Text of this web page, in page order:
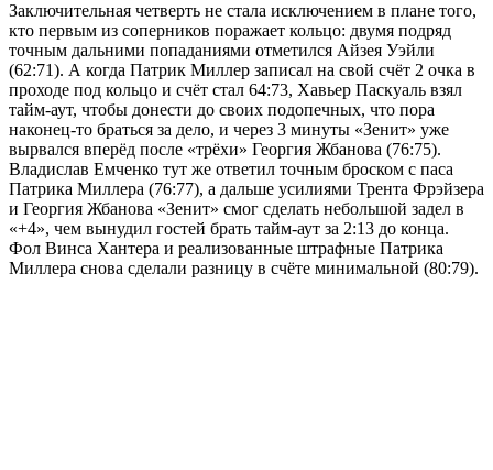
Заключительная четверть не стала исключением в плане того,
кто первым из соперников поражает кольцо: двумя подряд
точным дальними попаданиями отметился Айзея Уэйли
(62:71). А когда Патрик Миллер записал на свой счёт 2 очка в
проходе под кольцо и счёт стал 64:73, Хавьер Паскуаль взял
тайм-аут, чтобы донести до своих подопечных, что пора
наконец-то браться за дело, и через 3 минуты «Зенит» уже
вырвался вперёд после «трёхи» Георгия Жбанова (76:75).
Владислав Емченко тут же ответил точным броском с паса
Патрика Миллера (76:77), а дальше усилиями Трента Фрэйзера
и Георгия Жбанова «Зенит» смог сделать небольшой задел в
«+4», чем вынудил гостей брать тайм-аут за 2:13 до конца.
Фол Винса Хантера и реализованные штрафные Патрика
Миллера снова сделали разницу в счёте минимальной (80:79).